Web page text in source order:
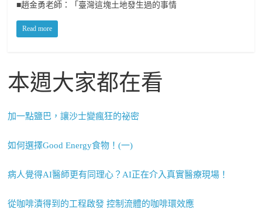
■趙金勇老師：「臺灣這塊土地發生過的事情
Read more
本週大家都在看
加一點鹽巴，讓沙士變瘋狂的祕密
如何選擇Good Energy食物！(一)
病人覺得AI醫師更有同理心？AI正在介入真實醫療現場！
從咖啡漬得到的工程啟發 控制流體的咖啡環效應